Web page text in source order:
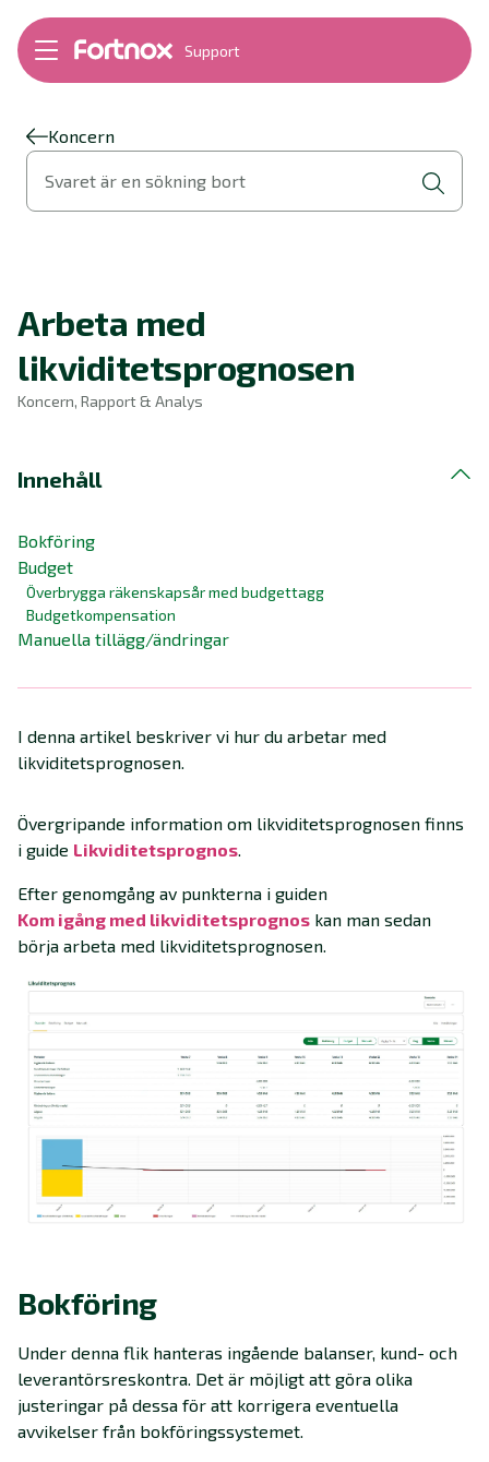
Support
Bokföring
Fakturering
Byt till Fortnox
Felsökning
Support Play
Ordlista
Koncern
Svaret är en sökning bort
Arbeta med
likviditetsprognosen
Koncern, Rapport & Analys
Innehåll
Bokföring
Budget
Överbrygga räkenskapsår med budgettagg
Budgetkompensation
Manuella tillägg/ändringar
I denna artikel beskriver vi hur du arbetar med
likviditetsprognosen.
Övergripande information om likviditetsprognosen finns
i guide Likviditetsprognos.
Efter genomgång av punkterna i guiden
Kom igång med likviditetsprognos kan man sedan
börja arbeta med likviditetsprognosen.
Bokföring
Under denna flik hanteras ingående balanser, kund- och
leverantörsreskontra. Det är möjligt att göra olika
justeringar på dessa för att korrigera eventuella
avvikelser från bokföringssystemet.